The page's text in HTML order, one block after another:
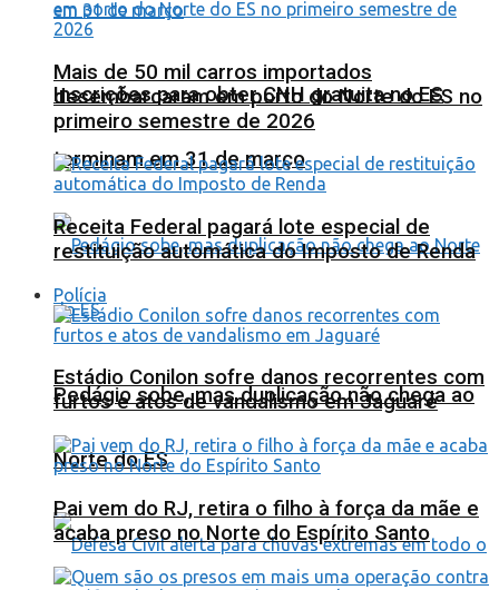
Inscrições para obter CNH gratuita no ES
terminam em 31 de março
Pedágio sobe, mas duplicação não chega ao
Norte do ES
Mais de 50 mil carros importados
desembarcaram em porto do Norte do ES no
primeiro semestre de 2026
Receita Federal pagará lote especial de
restituição automática do Imposto de Renda
Polícia
Estádio Conilon sofre danos recorrentes com
furtos e atos de vandalismo em Jaguaré
Pai vem do RJ, retira o filho à força da mãe e
acaba preso no Norte do Espírito Santo